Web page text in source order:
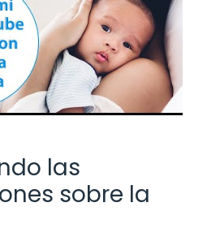
las
sobre la